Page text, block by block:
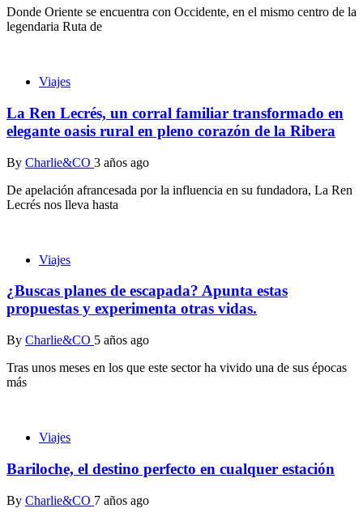
Donde Oriente se encuentra con Occidente, en el mismo centro de la
legendaria Ruta de
Viajes
La Ren Lecrés, un corral familiar transformado en
elegante oasis rural en pleno corazón de la Ribera
By Charlie&CO 3 años ago
De apelación afrancesada por la influencia en su fundadora, La Ren
Lecrés nos lleva hasta
Viajes
¿Buscas planes de escapada? Apunta estas
propuestas y experimenta otras vidas.
By Charlie&CO 5 años ago
Tras unos meses en los que este sector ha vivido una de sus épocas
más
Viajes
Bariloche, el destino perfecto en cualquer estación
By Charlie&CO 7 años ago